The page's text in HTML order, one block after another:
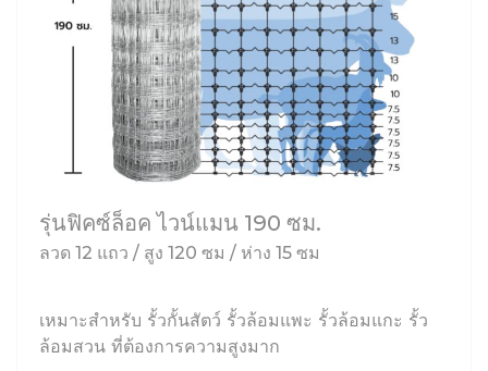
รุ่นฟิคซ์ล็อค ไวน์แมน 190 ซม.
ลวด 12 แถว / สูง 120 ซม / ห่าง 15 ซม
เหมาะสำหรับ รั้วกั้นสัตว์ รั้วล้อมแพะ รั้วล้อมแกะ รั้ว
ล้อมสวน ที่ต้องการความสูงมาก